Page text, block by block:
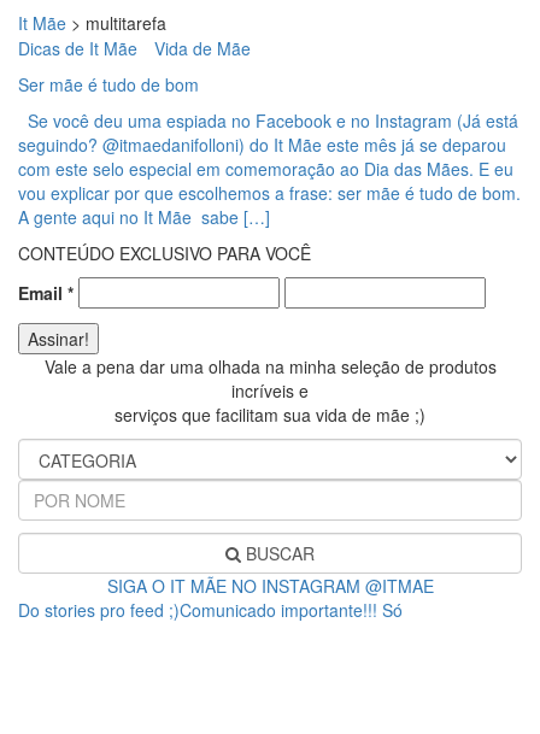
It Mãe > multitarefa
Dicas de It Mãe
Vida de Mãe
Ser mãe é tudo de bom
Se você deu uma espiada no Facebook e no Instagram (Já está
seguindo? @itmaedanifolloni) do It Mãe este mês já se deparou
com este selo especial em comemoração ao Dia das Mães. E eu
vou explicar por que escolhemos a frase: ser mãe é tudo de bom.
A gente aqui no It Mãe sabe […]
CONTEÚDO EXCLUSIVO PARA VOCÊ
Email *
Vale a pena dar uma olhada na minha seleção de produtos
incríveis e
serviços que facilitam sua vida de mãe ;)
BUSCAR
SIGA O IT MÃE NO INSTAGRAM @ITMAE
Do stories pro feed ;)Comunicado importante!!! Só